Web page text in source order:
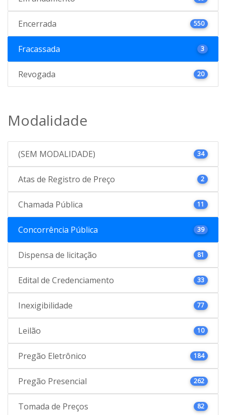
Encerrada 550
Fracassada 3
Revogada 20
Modalidade
(SEM MODALIDADE) 34
Atas de Registro de Preço 2
Chamada Pública 11
Concorrência Pública 39
Dispensa de licitação 81
Edital de Credenciamento 33
Inexigibilidade 77
Leilão 10
Pregão Eletrônico 184
Pregão Presencial 262
Tomada de Preços 82